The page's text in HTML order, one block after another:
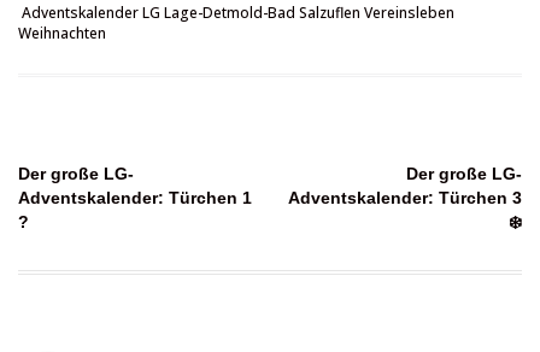
AdventskalenderLG Lage-Detmold-Bad Salzuflen Vereinsleben
Weihnachten
Beitragsnavigation
Der große LG-
Adventskalender: Türchen 1
?
Der große LG-
Adventskalender: Türchen 3
❄️